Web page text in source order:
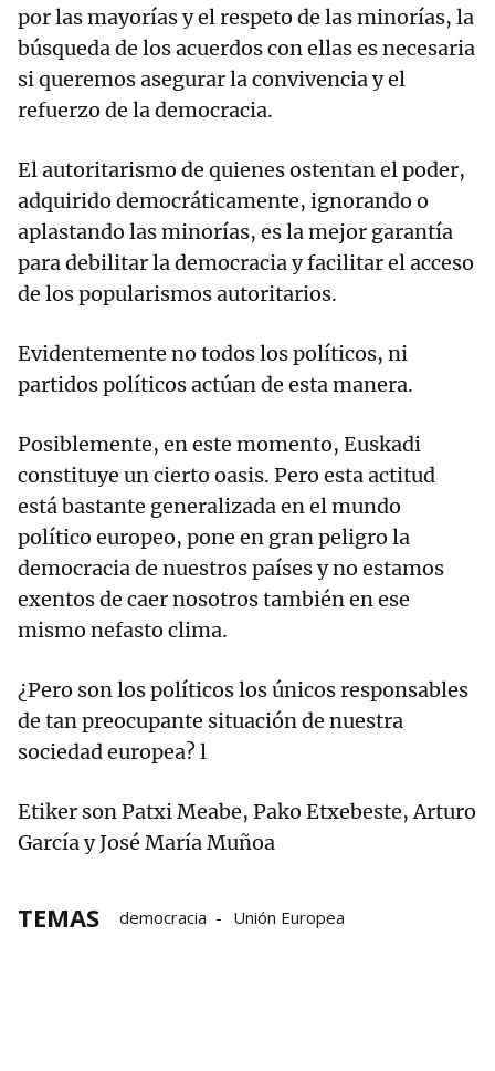
por las mayorías y el respeto de las minorías, la
búsqueda de los acuerdos con ellas es necesaria
si queremos asegurar la convivencia y el
refuerzo de la democracia.
El autoritarismo de quienes ostentan el poder,
adquirido democráticamente, ignorando o
aplastando las minorías, es la mejor garantía
para debilitar la democracia y facilitar el acceso
de los popularismos autoritarios.
Evidentemente no todos los políticos, ni
partidos políticos actúan de esta manera.
Posiblemente, en este momento, Euskadi
constituye un cierto oasis. Pero esta actitud
está bastante generalizada en el mundo
político europeo, pone en gran peligro la
democracia de nuestros países y no estamos
exentos de caer nosotros también en ese
mismo nefasto clima.
¿Pero son los políticos los únicos responsables
de tan preocupante situación de nuestra
sociedad europea? l
Etiker son Patxi Meabe, Pako Etxebeste, Arturo
García y José María Muñoa
TEMAS democracia Unión Europea